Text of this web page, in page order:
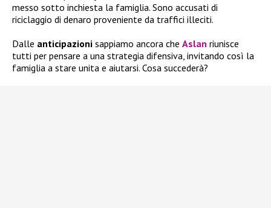
messo sotto inchiesta la famiglia. Sono accusati di
riciclaggio di denaro proveniente da traffici illeciti.
Dalle anticipazioni sappiamo ancora che Aslan riunisce
tutti per pensare a una strategia difensiva, invitando così la
famiglia a stare unita e aiutarsi. Cosa succederà?